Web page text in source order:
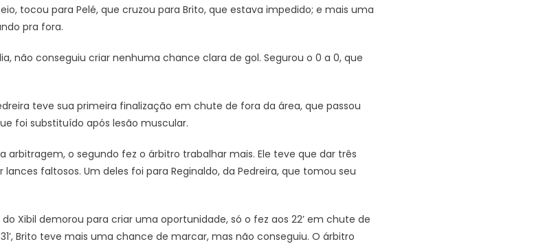
tocou para Pelé, que cruzou para Brito, que estava impedido; e mais uma
pra fora.
não conseguiu criar nenhuma chance clara de gol. Segurou o 0 a 0, que
teve sua primeira finalização em chute de fora da área, que passou
foi substituído após lesão muscular.
arbitragem, o segundo fez o árbitro trabalhar mais. Ele teve que dar três
faltosos. Um deles foi para Reginaldo, da Pedreira, que tomou seu
Xibil demorou para criar uma oportunidade, só o fez aos 22’ em chute de
Brito teve mais uma chance de marcar, mas não conseguiu. O árbitro